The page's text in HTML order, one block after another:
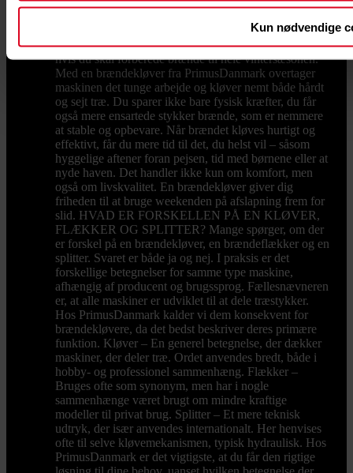
Kun nødvendige
Kløvning med økse er både tidskrævende og hårdt for
kroppen. Det slider på ryg, skuldre og hænder, især
hvis du skal forberede brænde til hele vintersæsonen.
Med en brændekløver fra PrimusDanmark overtager
maskinen det tunge arbejde og kløver nemt både hårdt
og sejt træ. Du sparer ikke bare fysisk kræfter, du får
også mere ensartede stykker brænde, som er nemmere
at stable og opbevare. Når brændet kløves hurtigt og
effektivt, får du mere tid til det, du helst vil – såsom
hyggelige aftener foran pejsen, tid med børnene eller at
nyde haven. Det handler ikke kun om komfort, men
også om livskvalitet. En brændekløver giver dig
friheden til at bruge weekenden på afslapning frem for
slid. HVAD ER FORSKELLEN PÅ EN KLØVER,
FLÆKKER OG SPLITTER? Mange spørger, om der
er forskel på en brændekløver, en brændeflækker og en
splitter. Svaret er både ja og nej. I praksis er det
forskellige betegnelser for samme type maskine,
afhængig af producent og brugssprog. Fællesnævneren
er, at alle maskiner er udviklet til at dele træstykker.
Hos PrimusDanmark kalder vi dem konsekvent for
brændekløvere, da det bedst beskriver deres primære
funktion. Kløver – En generel betegnelse, der dækker
maskiner, der deler træ. Ordet anvendes bredt, både i
hobby- og professionel sammenhæng. Flækker –
Bruges ofte som synonym, men har i nogle
sammenhænge været brugt om mindre kraftige
modeller til privat brug. Splitter – Et mere teknisk
udtryk, der især anvendes internationalt. Her henvises
ofte til selve kløvemekanismen, typisk hydraulisk. Hos
PrimusDanmark er det vigtigste, at du får den rigtige